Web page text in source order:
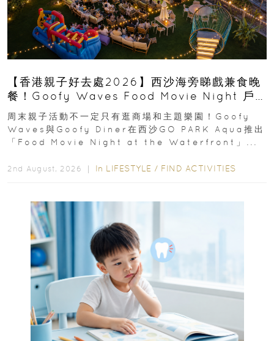
【香港親子好去處2026】西沙海旁睇戲兼食晚
餐！Goofy Waves Food Movie Night 戶
外影院逢週末登場
周末親子活動不一定只有逛商場和主題樂園！Goofy
Waves與Goofy Diner在西沙GO PARK Aqua推出
「Food Movie Night at the Waterfront」...
2nd August, 2026 ｜ In LIFESTYLE / FIND ACTIVITIES